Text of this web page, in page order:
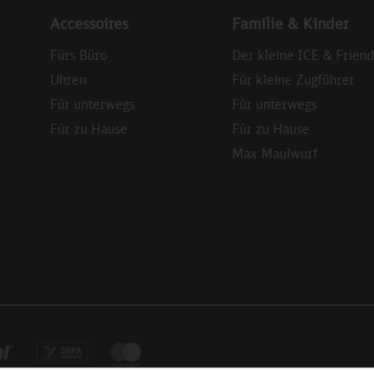
Accessoires
Fürs Büro
Uhren
Für unterwegs
Für zu Hause
Familie & Kinder
Der kleine ICE &
Für kleine Zugführer
Für unterwegs
Für zu Hause
Max Maulwurf